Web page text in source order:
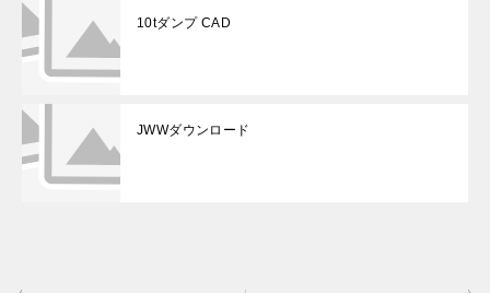
10tダンプ CAD
JWWダウンロード